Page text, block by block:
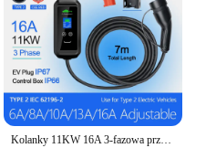
Kolanky 11KW 16A 3-fazowa przenośna ładowarka samochodowa typu 2 Wi-Fi APP Wersja Bluetooth Kabel ładujący EVSE Wtyczka CEE 7m do samochodu elektrycznego